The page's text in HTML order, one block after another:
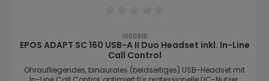
1000915
EPOS ADAPT SC 160 USB-A II Duo Headset inkl. In-Line
Call Control
Ohraufliegendes, binaurales (beidseitiges) USB-Headset mit